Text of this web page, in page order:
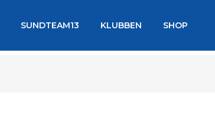
SUNDTEAM13 KLUBBEN SHOP